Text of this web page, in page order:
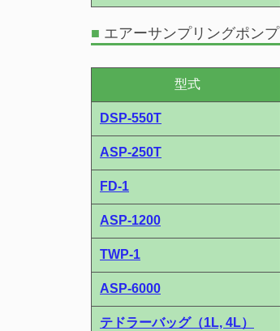
■ エアーサンプリングポンプ
型式
DSP-550T
ASP-250T
FD-1
ASP-1200
TWP-1
ASP-6000
テドラーバッグ（1L, 4L）